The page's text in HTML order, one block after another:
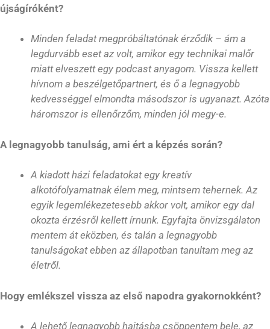
újságíróként?
Minden feladat megpróbáltatónak érződik – ám a
legdurvább eset az volt, amikor egy technikai malőr
miatt elveszett egy podcast anyagom. Vissza kellett
hívnom a beszélgetőpartnert, és ő a legnagyobb
kedvességgel elmondta másodszor is ugyanazt. Azóta
háromszor is ellenőrzőm, minden jól megy-e.
A legnagyobb tanulság, ami ért a képzés során?
A kiadott házi feladatokat egy kreatív
alkotófolyamatnak élem meg, mintsem tehernek. Az
egyik legemlékezetesebb akkor volt, amikor egy dal
okozta érzésről kellett írnunk. Egyfajta önvizsgálaton
mentem át eközben, és talán a legnagyobb
tanulságokat ebben az állapotban tanultam meg az
életről.
Hogy emlékszel vissza az első napodra gyakornokként?
A lehető legnagyobb hajtásba csöppentem bele, az